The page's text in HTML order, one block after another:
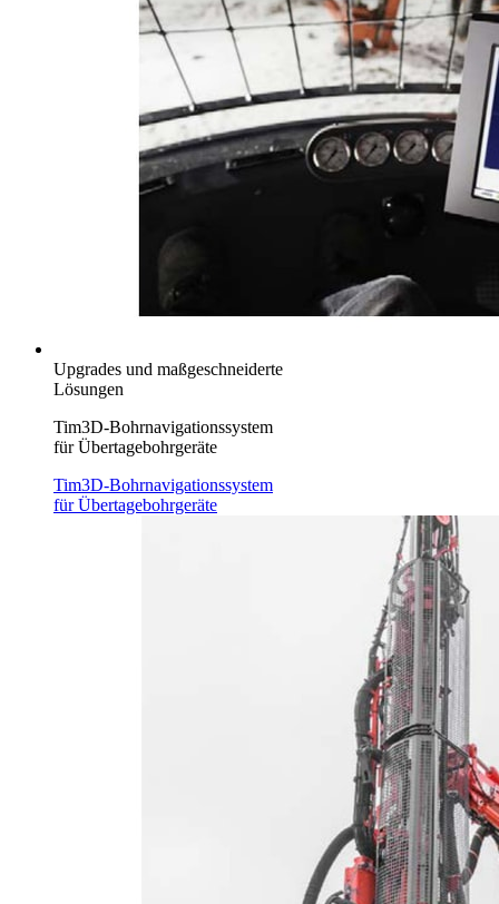
Upgrades und maßgeschneiderte
Lösungen
Tim3D-Bohrnavigationssystem
für Übertagebohrgeräte
Tim3D-Bohrnavigationssystem
für Übertagebohrgeräte